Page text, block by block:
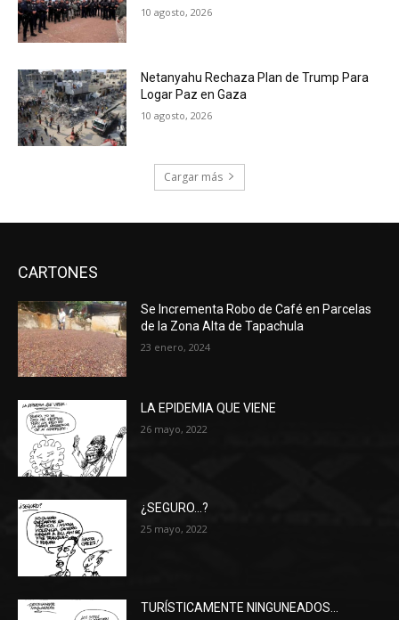
10 agosto, 2026
Netanyahu Rechaza Plan de Trump Para
Logar Paz en Gaza
10 agosto, 2026
Cargar más
CARTONES
Se Incrementa Robo de Café en Parcelas
de la Zona Alta de Tapachula
23 enero, 2024
LA EPIDEMIA QUE VIENE
26 mayo, 2022
¿SEGURO…?
25 mayo, 2022
TURÍSTICAMENTE NINGUNEADOS…